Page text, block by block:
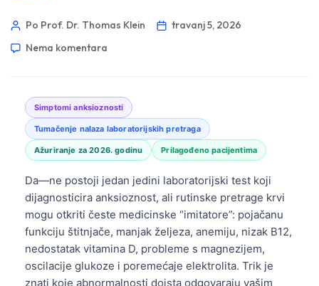
Po Prof. Dr. Thomas Klein
travanj 5, 2026
Nema komentara
Simptomi anksioznosti
Tumačenje nalaza laboratorijskih pretraga
Ažuriranje za 2026. godinu Prilagođeno pacijentima
Da—ne postoji jedan jedini laboratorijski test koji
dijagnosticira anksioznost, ali rutinske pretrage krvi
mogu otkriti česte medicinske “imitatore”: pojačanu
funkciju štitnjače, manjak željeza, anemiju, nizak B12,
nedostatak vitamina D, probleme s magnezijem,
oscilacije glukoze i poremećaje elektrolita. Trik je
znati koje abnormalnosti doista odgovaraju vašim